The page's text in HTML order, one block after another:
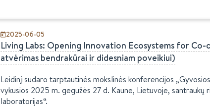
2025-06-05
Living Labs: Opening Innovation Ecosystems for
atvėrimas bendrakūrai ir didesniam poveikiui)
Leidinį sudaro tarptautinės mokslinės konferencijos
vykusios 2025 m. gegužės 27 d. Kaune, Lietuvoje, santraukų
laboratorijas“.